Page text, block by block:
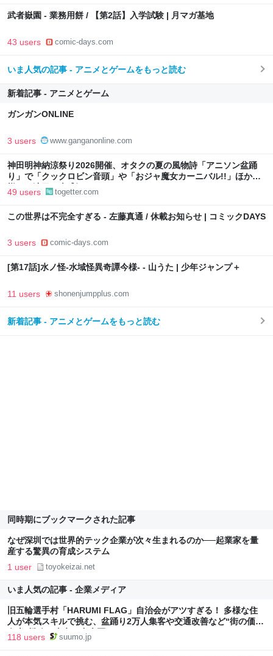
武者嶽園 - 業務用餅 / 【第2話】入学試験 | 月マガ基地
43 users comic-days.com
いま人気の記事 - アニメとゲームをもっと読む
新着記事 - アニメとゲーム
ガンガンONLINE
3 users www.ganganonline.com
神田明神納涼祭り2026開催、オタクの夏の風物詩「アニソン盆踊
り」で「クックロビン音頭」や「おジャ魔女カーニバル!!」ほか
様々な演目で大盛況
49 users togetter.com
この世界は不完全すぎる - 左藤真通 / 休載お知らせ | コミックDAYS
3 users comic-days.com
[第17話]水ノ怪-水域怪異奇譚今様- - 山うた | 少年ジャンプ＋
11 users shonenjumpplus.com
新着記事 - アニメとゲームをもっと読む
同時期にブックマークされた記事
なぜ深圳では世界的テック企業が次々生まれるのか──起業家を量
産する驚異の育成システム
1 user toyokeizai.net
いま人気の記事 - 企業メディア
旧五輪選手村「HARUMI FLAG」自治会がアツすぎる！ 多様な住
人が本気スキルで挑む、盆踊り2万人集客や交通改善など“街の価値
向上”戦略 東京・中央区
118 users suumo.jp